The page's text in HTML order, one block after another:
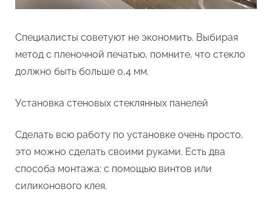
Специалисты советуют не экономить. Выбирая
метод с пленочной печатью, помните, что стекло
должно быть больше 0,4 мм.
Установка стеновых стеклянных панелей
Сделать всю работу по установке очень просто,
это можно сделать своими руками. Есть два
способа монтажа: с помощью винтов или
силиконового клея.